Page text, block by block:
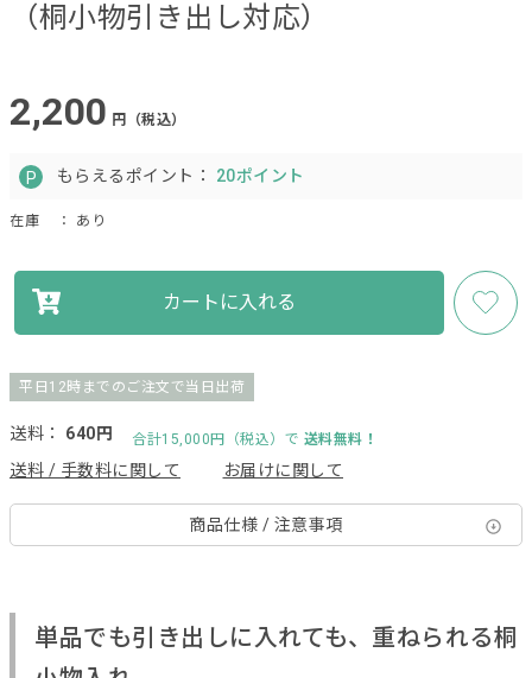
（桐小物引き出し対応）
2,200 円（税込）
もらえるポイント： 20ポイント
在庫 ： あり
カートに入れる
平日12時までのご注文で当日出荷
送料： 640円 合計15,000円（税込）で 送料無料！
送料 / 手数料に関して お届けに関して
商品仕様 / 注意事項
単品でも引き出しに入れても、重ねられる桐